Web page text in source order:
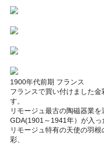
1900年代前期 フランス
フランスで買い付けました
す。
リモージュ最古の陶磁器業
GDA(1901～1941年）が入っ
リモージュ特有の天使の羽
彩、